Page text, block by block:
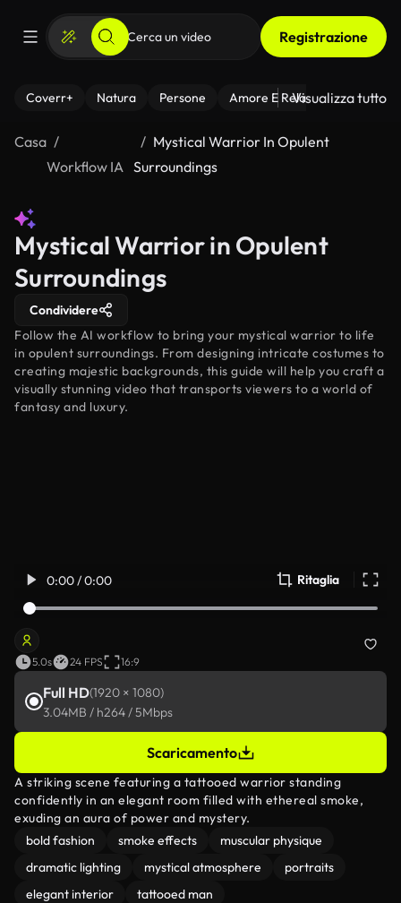
Registrazione
Coverr+ Natura Persone Amore E Relazioni Il
Visualizza tutto
Casa
Workflow IA
Mystical Warrior In Opulent
Surroundings
Mystical Warrior in Opulent
Surroundings
Condividere
Follow the AI workflow to bring your mystical warrior to life
in opulent surroundings. From designing intricate costumes to
creating majestic backgrounds, this guide will help you craft a
visually stunning video that transports viewers to a world of
fantasy and luxury.
0:00 / 0:00 Ritaglia
5.0s 24 FPS 16:9
Full HD(1920 × 1080)
3.04MB / h264 / 5Mbps
Scaricamento
A striking scene featuring a tattooed warrior standing
confidently in an elegant room filled with ethereal smoke,
exuding an aura of power and mystery.
bold fashion
smoke effects
muscular physique
dramatic lighting
mystical atmosphere
portraits
elegant interior
tattooed man